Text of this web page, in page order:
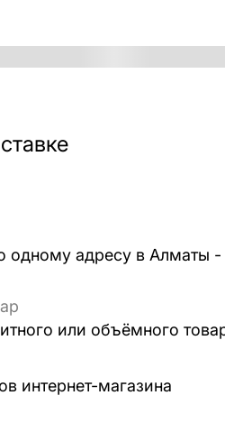
одному адресу в
или объёмного
интернет-магазина